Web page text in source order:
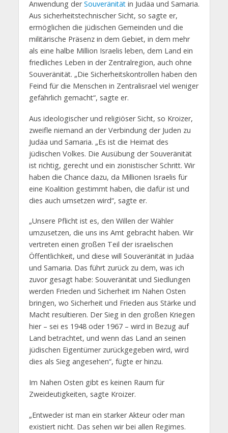
Anwendung derSouveränitätin Judäa und Samaria.
Aus sicherheitstechnischer Sicht, so sagte er,
ermöglichen die jüdischen Gemeinden und die
militärische Präsenz in dem Gebiet, in dem mehr
als eine halbe Million Israelis leben, dem Land ein
friedliches Leben in der Zentralregion, auch ohne
Souveränität. „Die Sicherheitskontrollen haben den
Feind für die Menschen in Zentralisrael viel weniger
gefährlich gemacht“, sagte er.
Aus ideologischer und religiöser Sicht, so Kroizer,
zweifle niemand an der Verbindung der Juden zu
Judäa und Samaria. „Es ist die Heimat des
jüdischen Volkes. Die Ausübung der Souveränität
ist richtig, gerecht und ein zionistischer Schritt. Wir
haben die Chance dazu, da Millionen Israelis für
eine Koalition gestimmt haben, die dafür ist und
dies auch umsetzen wird“, sagte er.
„Unsere Pflicht ist es, den Willen der Wähler
umzusetzen, die uns ins Amt gebracht haben. Wir
vertreten einen großen Teil der israelischen
Öffentlichkeit, und diese will Souveränität in Judäa
und Samaria. Das führt zurück zu dem, was ich
zuvor gesagt habe: Souveränität und Siedlungen
werden Frieden und Sicherheit im Nahen Osten
bringen, wo Sicherheit und Frieden aus Stärke und
Macht resultieren. Der Sieg in den großen Kriegen
hier – sei es 1948 oder 1967 – wird in Bezug auf
Land betrachtet, und wenn das Land an seinen
jüdischen Eigentümer zurückgegeben wird, wird
dies als Sieg angesehen“, fügte er hinzu.
Im Nahen Osten gibt es keinen Raum für
Zweideutigkeiten, sagte Kroizer.
„Entweder ist man ein starker Akteur oder man
existiert nicht. Das sehen wir bei allen Regimes.